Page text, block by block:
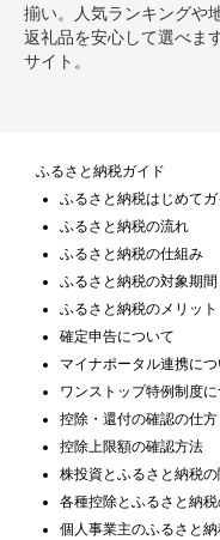
揃い。人気ランキングや
返礼品を安心して選べま
サイト。
ふるさと納税ガイド
ふるさと納税はじめてガ
ふるさと納税の流れ
ふるさと納税の仕組み
ふるさと納税の対象期間
ふるさと納税のメリット
確定申告について
マイナポータル連携につ
ワンストップ特例制度
控除・還付の確認の仕方
控除上限額の確認方法
株投資とふるさと納税
各種控除とふるさと納税
個人事業主のふるさと納